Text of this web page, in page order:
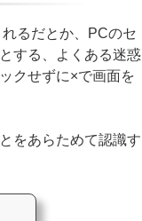
るだとか、PCのセ
する、よくある迷惑
クせずに×で画面を
をあらためて認識す